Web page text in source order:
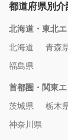
都道府県別介
北海道・東北
北海道
青森
福島県
首都圏・関東
茨城県
栃木
神奈川県